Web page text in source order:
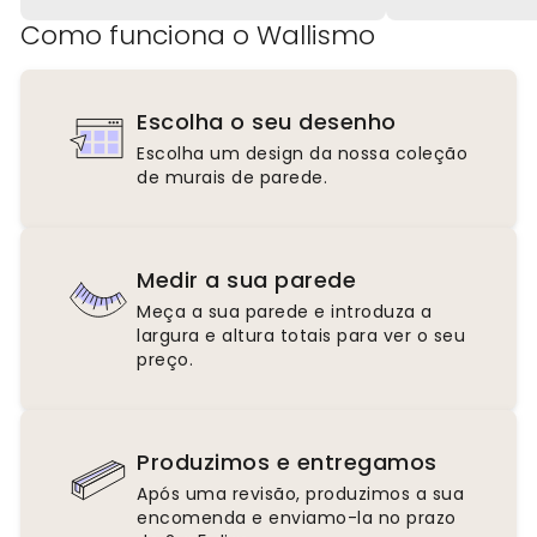
Como funciona o Wallismo
Escolha o seu desenho
Escolha um design da nossa coleção
de murais de parede.
Medir a sua parede
Meça a sua parede e introduza a
largura e altura totais para ver o seu
preço.
Produzimos e entregamos
Após uma revisão, produzimos a sua
encomenda e enviamo-la no prazo